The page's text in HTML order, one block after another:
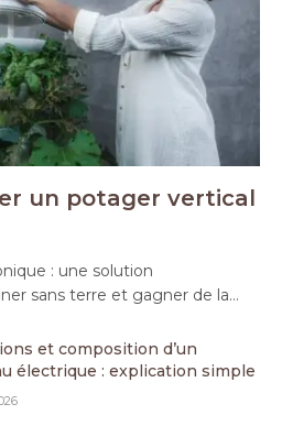
un potager vertical
: une solution
sans terre et gagner de la…
et composition d’un
électrique : explication simple